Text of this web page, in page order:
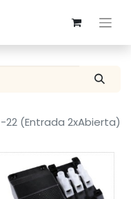
22 (Entrada 2xAbierta)